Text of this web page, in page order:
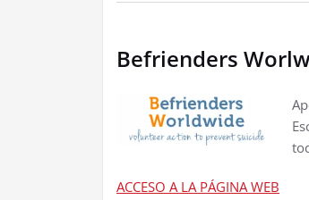
Befrienders
ACCESO A LA PÁGINA WEB